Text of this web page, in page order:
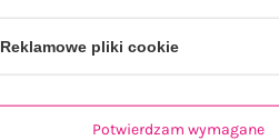
Reklamowe pliki cookie
Potwierdzam wymagane